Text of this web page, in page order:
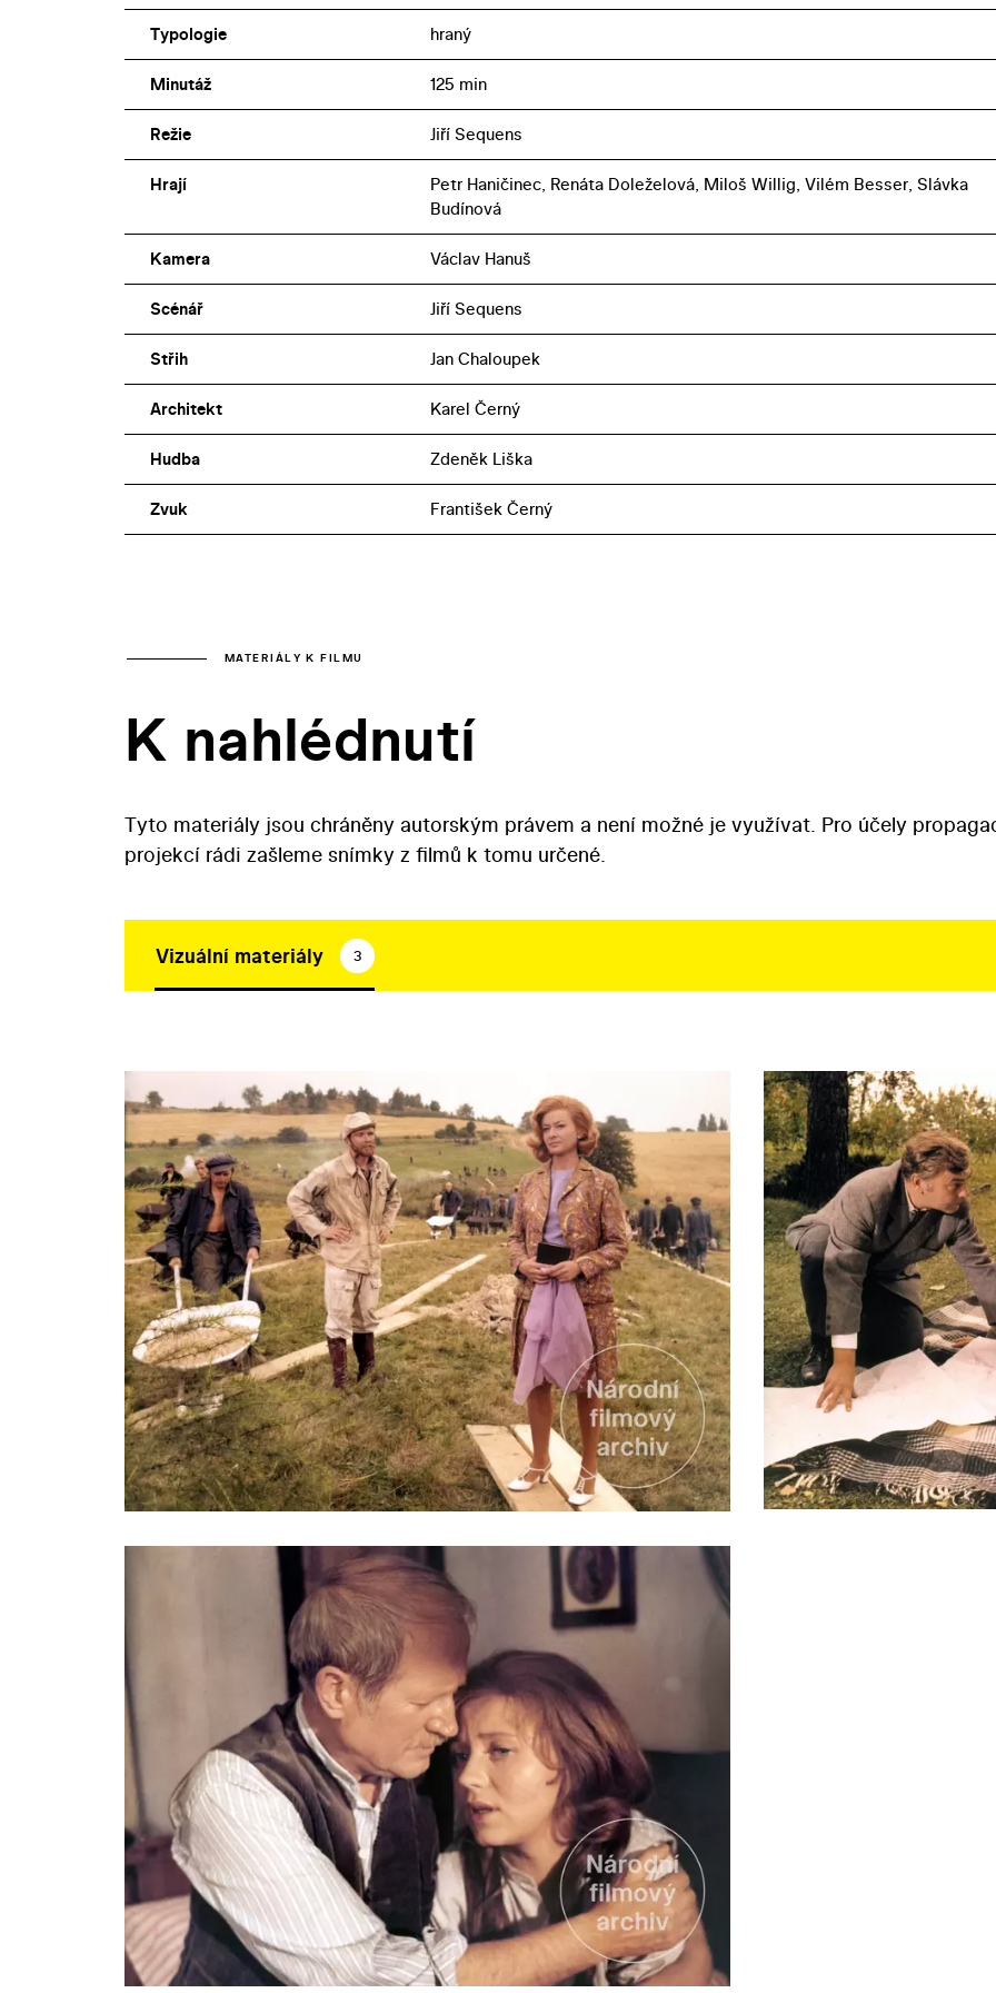
Typologie hraný
Minutáž 125 min
Režie Jiří Sequens
Hrají
Petr Haničinec, Renáta Doleželová, Miloš Willig, Vilém Besser, Slávka
Budínová
Kamera Václav Hanuš
Scénář Jiří Sequens
Střih Jan Chaloupek
Architekt Karel Černý
Hudba Zdeněk Liška
Zvuk František Černý
MATERIÁLY K FILMU
K nahlédnutí
Tyto materiály jsou chráněny autorským právem a není možné je využívat. Pro účely
projekcí rádi zašleme snímky z filmů k tomu určené.
Vizuální materiály 3